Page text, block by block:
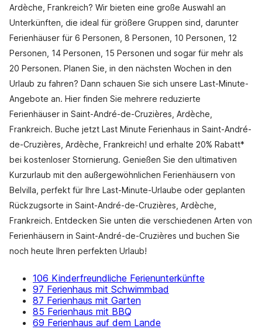
Ardèche, Frankreich? Wir bieten eine große Auswahl an
Unterkünften, die ideal für größere Gruppen sind, darunter
Ferienhäuser für 6 Personen, 8 Personen, 10 Personen, 12
Personen, 14 Personen, 15 Personen und sogar für mehr als
20 Personen. Planen Sie, in den nächsten Wochen in den
Urlaub zu fahren? Dann schauen Sie sich unsere Last-Minute-
Angebote an. Hier finden Sie mehrere reduzierte
Ferienhäuser in Saint-André-de-Cruzières, Ardèche,
Frankreich. Buche jetzt Last Minute Ferienhaus in Saint-André-
de-Cruzières, Ardèche, Frankreich! und erhalte 20% Rabatt*
bei kostenloser Stornierung. Genießen Sie den ultimativen
Kurzurlaub mit den außergewöhnlichen Ferienhäusern von
Belvilla, perfekt für Ihre Last-Minute-Urlaube oder geplanten
Rückzugsorte in Saint-André-de-Cruzières, Ardèche,
Frankreich. Entdecken Sie unten die verschiedenen Arten von
Ferienhäusern in Saint-André-de-Cruzières und buchen Sie
noch heute Ihren perfekten Urlaub!
106 Kinderfreundliche Ferienunterkünfte
97 Ferienhaus mit Schwimmbad
87 Ferienhaus mit Garten
85 Ferienhaus mit BBQ
69 Ferienhaus auf dem Lande